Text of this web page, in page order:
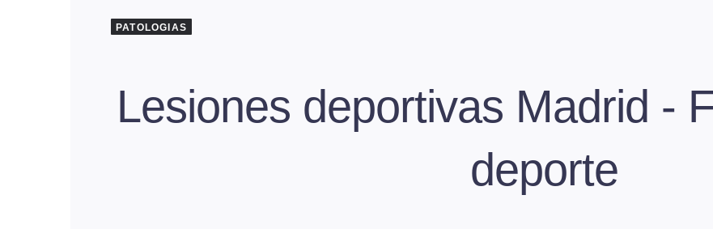
PATOLOGIAS
Lesiones deportivas Madrid -
deporte